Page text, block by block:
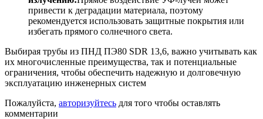
привести к деградации материала, поэтому
рекомендуется использовать защитные покрытия или
избегать прямого солнечного света.
Выбирая трубы из ПНД ПЭ80 SDR 13,6, важно учитывать как
их многочисленные преимущества, так и потенциальные
ограничения, чтобы обеспечить надежную и долговечную
эксплуатацию инженерных систем
Пожалуйста, авторизуйтесь для того чтобы оставлять
комментарии